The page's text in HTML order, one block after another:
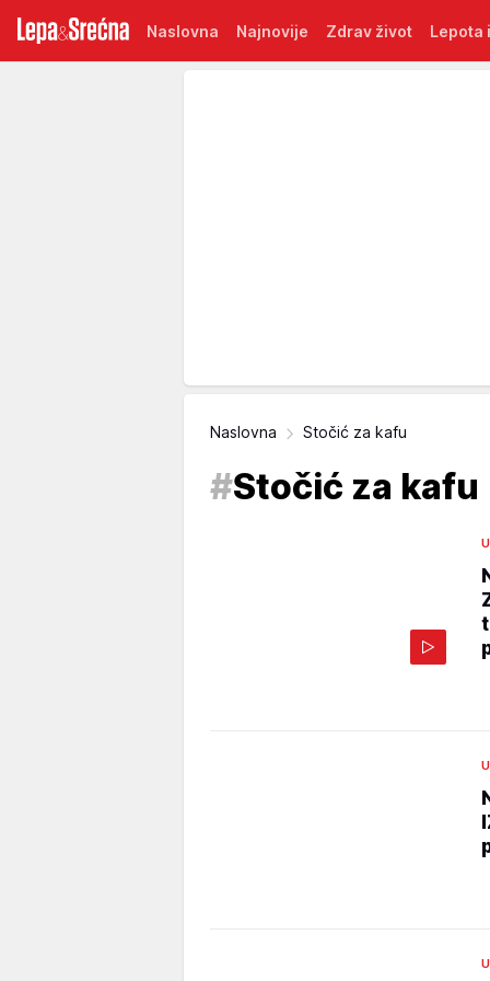
Naslovna Najnovije Zdrav život Lepota
Naslovna Stočić za kafu
#Stočić za kafu